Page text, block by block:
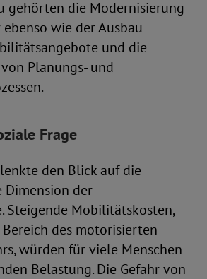
gehörten die Modernisierung
wie der Ausbau
und die
Planungs- und
Frage
den Blick auf die
der
Steigende Mobilitätskosten,
des motorisierten
würden für viele Menschen
Belastung. Die Gefahr von